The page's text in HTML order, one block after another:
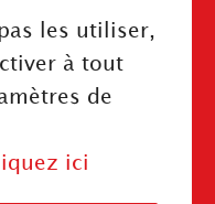
de confidentialité
les utiliser,
à tout
de
ici